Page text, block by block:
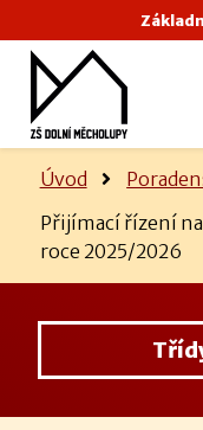
Úvod
Přijímací řízení
roce 2025/2026